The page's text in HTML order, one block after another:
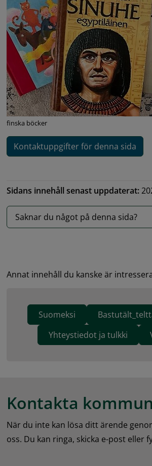
finska böcker
Kontaktuppgifter för denna sida
Sidans innehåll senast uppdaterat:
Saknar du något på denna sida?
Annat innehåll du kanske är
Suomeksi
Yhteystiedot ja tulkki
Kontakta
När du inte kan lösa ditt ärende
oss. Du kan ringa, skicka e-post eller